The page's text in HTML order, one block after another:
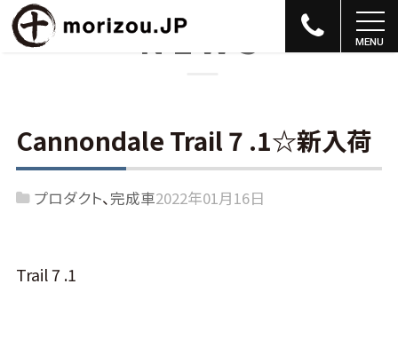
NEWS
Cannondale Trail 7 .1☆新入荷
プロダクト 完成車2022年01月16日
Trail 7 .1